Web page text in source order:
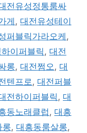
전유성정통룸싸
게 , 대전유성테이
퍼블릭가라오케 ,
이퍼블릭, 대전
롱, 대전쩜오 , 대
텐프로 , 대전퍼블
전하이퍼블릭 , 대
동노래클럽 , 대흥
롱, 대흥동룸살롱,